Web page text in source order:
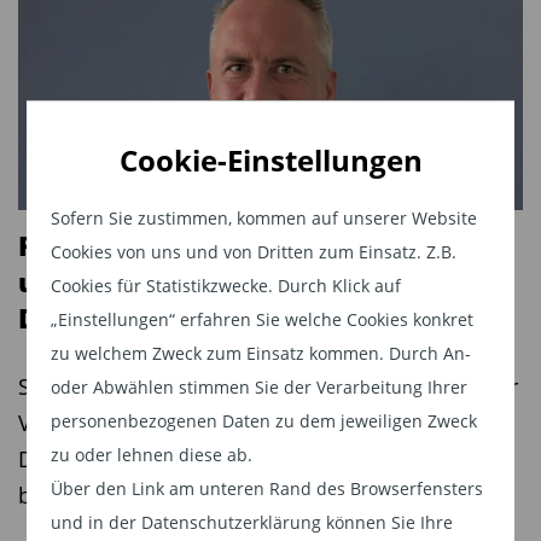
Cookie-Einstellungen
Sofern Sie zustimmen, kommen auf unserer Website
Cookies von uns und von Dritten zum Einsatz. Z.B.
Cookies für Statistikzwecke. Durch Klick auf
„Einstellungen“ erfahren Sie welche Cookies konkret
zu welchem Zweck zum Einsatz kommen. Durch An-
oder Abwählen stimmen Sie der Verarbeitung Ihrer
personenbezogenen Daten zu dem jeweiligen Zweck
zu oder lehnen diese ab.
Über den Link am unteren Rand des Browserfensters
und in der Datenschutzerklärung können Sie Ihre
René Frick wechselt zu Lazard AM
und verstärkt dort das Third Party
Distribution-Team
Seit dem 3. August verstärkt René Frick als Senior
Vice President das Team um Andreas Rau,
Director, Head of Third Party Distribution (TPD)
bei Lazard Asset Management, in Frankfurt.